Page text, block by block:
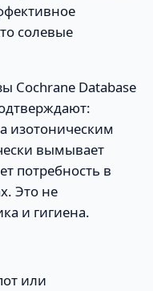
солевые
Cochrane Database
изотоническим
вымывает
потребность в
Это не
и гигиена.
или